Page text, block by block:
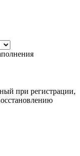
при регистрации,